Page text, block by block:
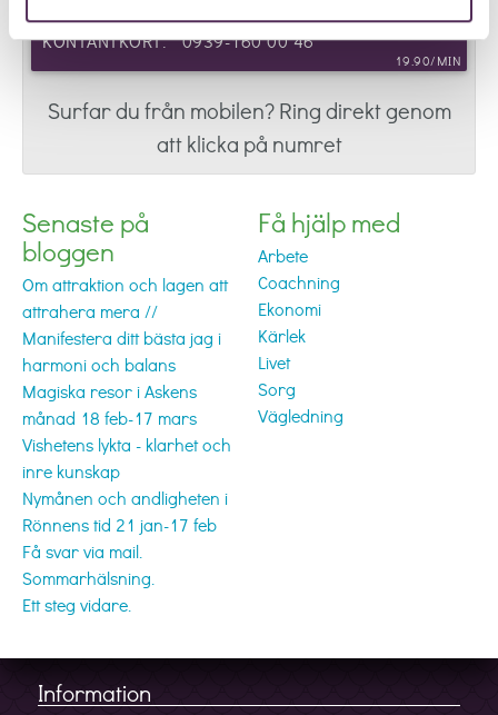
KONTANTKORT: 0939-160 00 46
19.90/MIN
Surfar du från mobilen? Ring direkt genom
att klicka på numret
Senaste på
bloggen
Om attraktion och lagen att
attrahera mera //
Manifestera ditt bästa jag i
harmoni och balans
Magiska resor i Askens
månad 18 feb-17 mars
Vishetens lykta - klarhet och
inre kunskap
Nymånen och andligheten i
Rönnens tid 21 jan-17 feb
Få svar via mail.
Sommarhälsning.
Ett steg vidare.
Få hjälp med
Arbete
Coachning
Ekonomi
Kärlek
Livet
Sorg
Vägledning
Information